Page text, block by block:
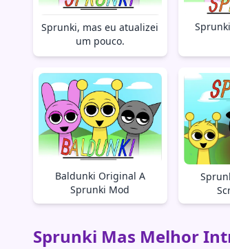
Sprunki, mas eu atualizei
um pouco.
Baldunki Original A
Sprunki Mod
Sprunki Mas Melhor